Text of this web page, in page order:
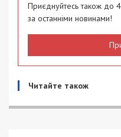
Приєднуйтесь також до
за останніми новинами!
Читайте також